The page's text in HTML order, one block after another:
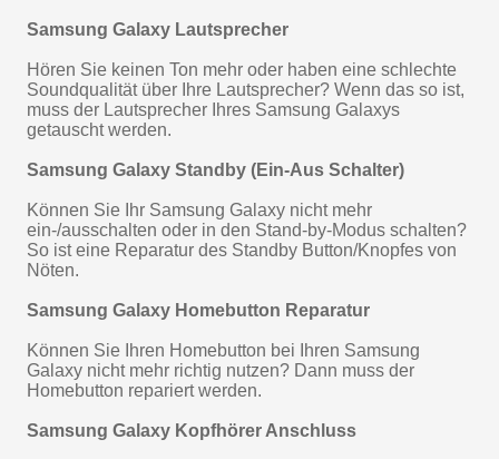
Samsung Galaxy Lautsprecher
Hören Sie keinen Ton mehr oder haben eine schlechte
Soundqualität über Ihre Lautsprecher? Wenn das so ist,
muss der Lautsprecher Ihres Samsung Galaxys
getauscht werden.
Samsung Galaxy Standby (Ein-Aus Schalter)
Können Sie Ihr Samsung Galaxy nicht mehr
ein-/ausschalten oder in den Stand-by-Modus schalten?
So ist eine Reparatur des Standby Button/Knopfes von
Nöten.
Samsung Galaxy Homebutton Reparatur
Können Sie Ihren Homebutton bei Ihren Samsung
Galaxy nicht mehr richtig nutzen? Dann muss der
Homebutton repariert werden.
Samsung Galaxy Kopfhörer Anschluss